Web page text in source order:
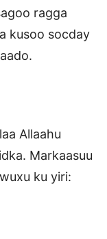
ragga
kusoo socday
Allaahu
Markaasuu
ku yiri: